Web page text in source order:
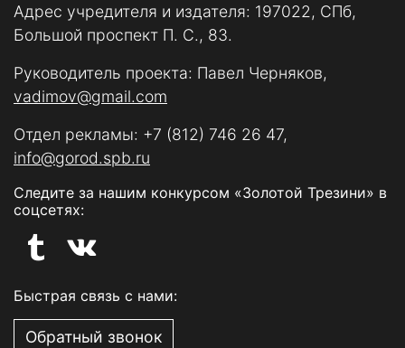
Адрес учредителя и издателя: 197022, СПб,
Большой проспект П. С., 83.
Руководитель проекта: Павел Черняков,
vadimov@gmail.com
Отдел рекламы: +7 (812) 746 26 47,
info@gorod.spb.ru
Следите за нашим конкурсом «Золотой Трезини» в
соцсетях:
Быстрая связь с нами:
Обратный звонок